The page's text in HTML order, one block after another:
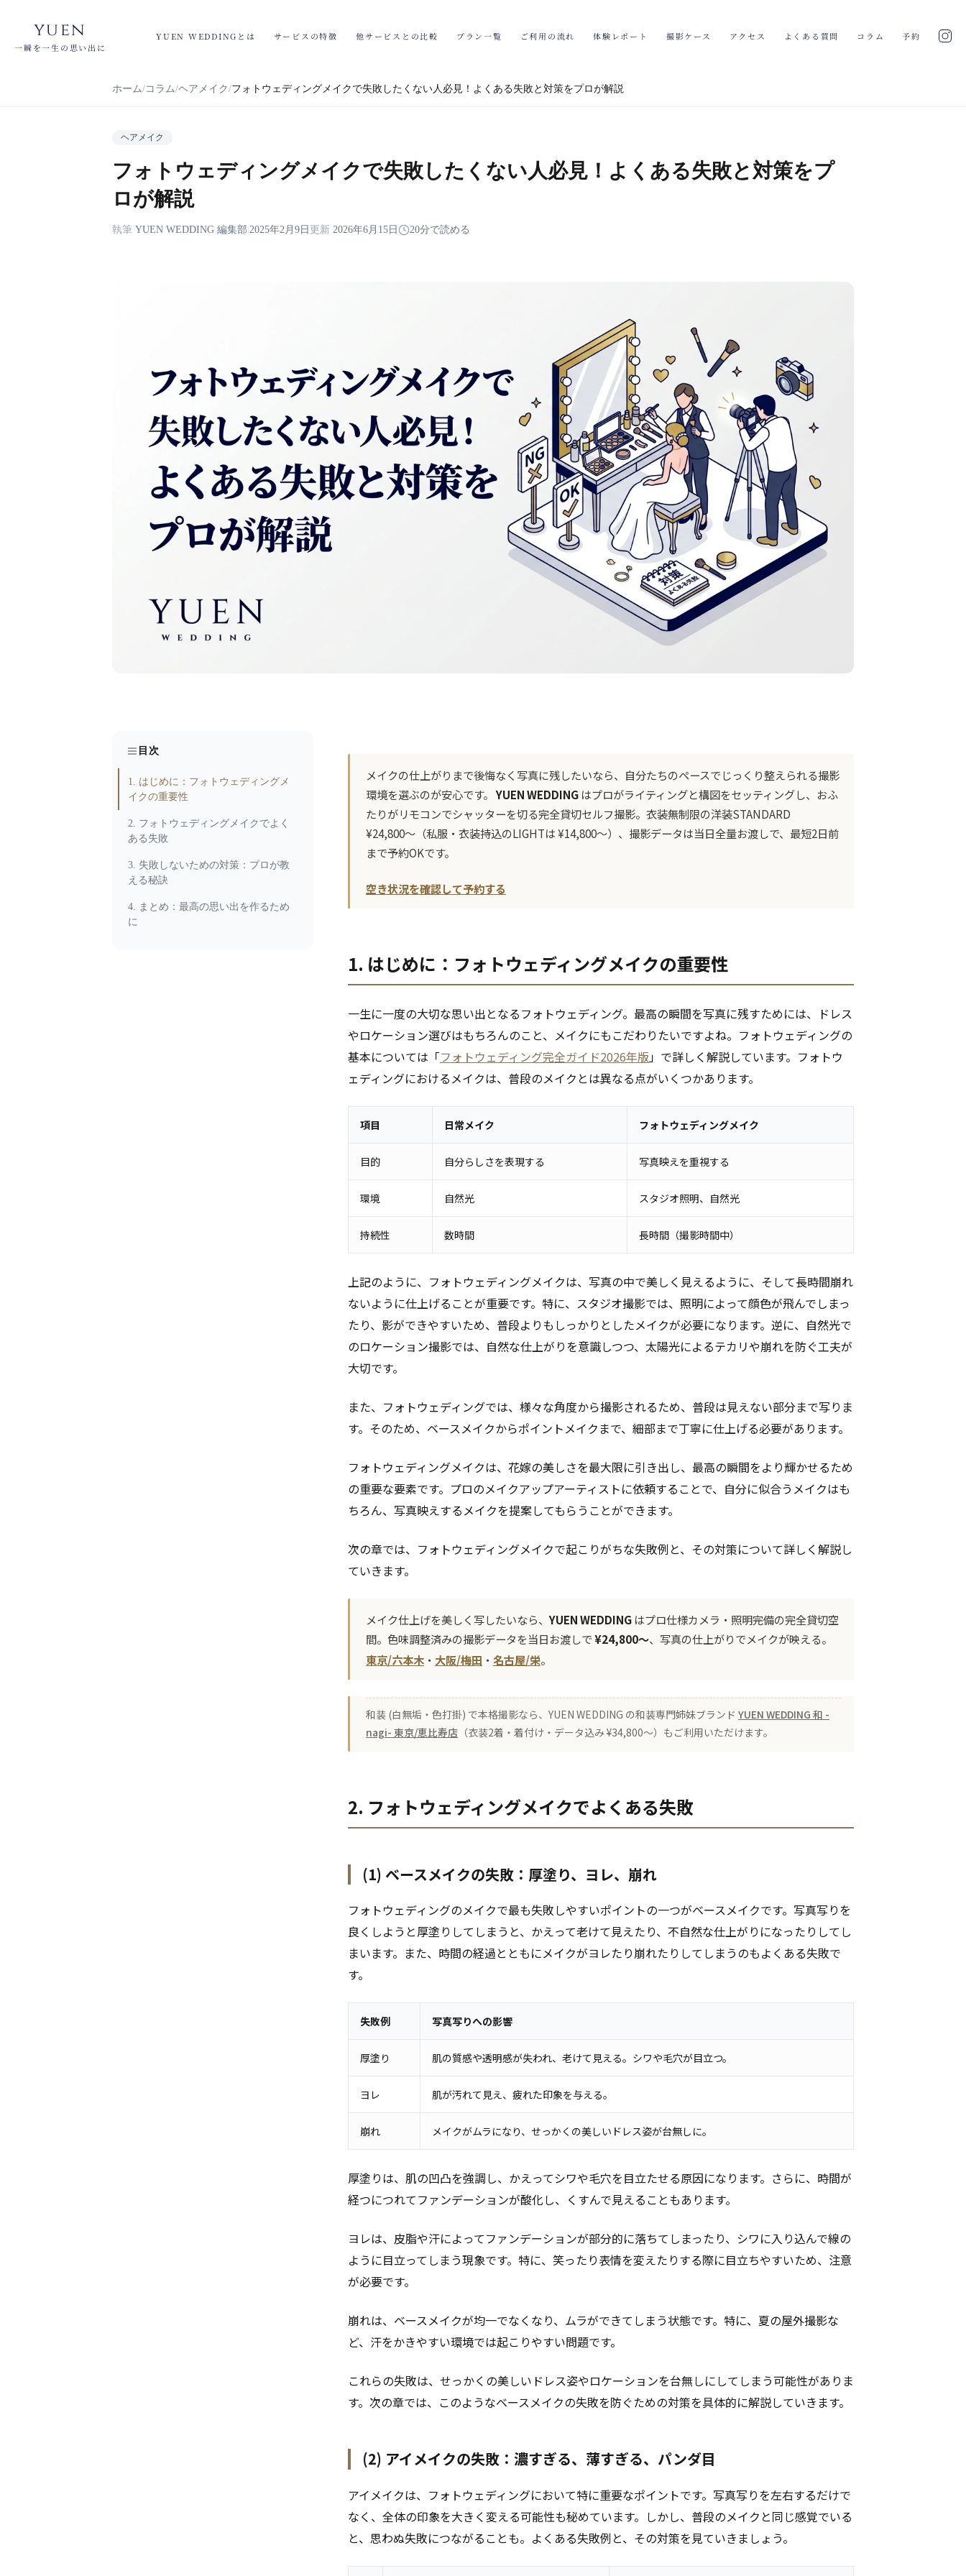
yuen
一瞬を一生の思い出に
YUEN WEDDINGとは サービスの特徴 他サービスとの比較 プラン一覧 ご利用の流れ 体験レポート 撮影ケース アクセス よくある質問 コラム 予約
ホーム コラム ヘアメイク フォトウェディングメイクで失敗したくない人必見！よくある失敗と対策をプロが解説
ヘアメイク
フォトウェディングメイクで失敗したくない人必見！よくある失敗と対策をプ
ロが解説
執筆 YUEN WEDDING 編集部 2025年2月9日 更新 2026年6月15日 20分で読める
目次
1. はじめに：フォトウェディングメ
イクの重要性
2. フォトウェディングメイクでよく
ある失敗
3. 失敗しないための対策：プロが教
える秘訣
4. まとめ：最高の思い出を作るため
に
メイクの仕上がりまで後悔なく写真に残したいなら、自分たちのペースでじっくり整えられる撮影
環境を選ぶのが安心です。YUEN WEDDING はプロがライティングと構図をセッティングし、おふ
たりがリモコンでシャッターを切る完全貸切セルフ撮影。衣装無制限の洋装STANDARD
¥24,800〜（私服・衣装持込のLIGHTは ¥14,800〜）、撮影データは当日全量お渡しで、最短2日前
まで予約OKです。
空き状況を確認して予約する
1. はじめに：フォトウェディングメイクの重要性
一生に一度の大切な思い出となるフォトウェディング。最高の瞬間を写真に残すためには、ドレス
やロケーション選びはもちろんのこと、メイクにもこだわりたいですよね。フォトウェディングの
基本については「フォトウェディング完全ガイド2026年版」で詳しく解説しています。フォトウ
ェディングにおけるメイクは、普段のメイクとは異なる点がいくつかあります。
項目 日常メイク フォトウェディングメイク
目的 自分らしさを表現する 写真映えを重視する
環境 自然光 スタジオ照明、自然光
持続性 数時間 長時間（撮影時間中）
上記のように、フォトウェディングメイクは、写真の中で美しく見えるように、そして長時間崩れ
ないように仕上げることが重要です。特に、スタジオ撮影では、照明によって顔色が飛んでしまっ
たり、影ができやすいため、普段よりもしっかりとしたメイクが必要になります。逆に、自然光で
のロケーション撮影では、自然な仕上がりを意識しつつ、太陽光によるテカリや崩れを防ぐ工夫が
大切です。
また、フォトウェディングでは、様々な角度から撮影されるため、普段は見えない部分まで写りま
す。そのため、ベースメイクからポイントメイクまで、細部まで丁寧に仕上げる必要があります。
フォトウェディングメイクは、花嫁の美しさを最大限に引き出し、最高の瞬間をより輝かせるため
の重要な要素です。プロのメイクアップアーティストに依頼することで、自分に似合うメイクはも
ちろん、写真映えするメイクを提案してもらうことができます。
次の章では、フォトウェディングメイクで起こりがちな失敗例と、その対策について詳しく解説し
ていきます。
メイク仕上げを美しく写したいなら、YUEN WEDDING はプロ仕様カメラ・照明完備の完全貸切空
間。色味調整済みの撮影データを当日お渡しで¥24,800〜、写真の仕上がりでメイクが映える。
東京/六本木 ・ 大阪/梅田 ・ 名古屋/栄。
和装 (白無垢・色打掛) で本格撮影なら、YUEN WEDDING の和装専門姉妹ブランド YUEN WEDDING 和 -
nagi- 東京/恵比寿店 （衣装2着・着付け・データ込み ¥34,800〜）もご利用いただけます。
2. フォトウェディングメイクでよくある失敗
(1) ベースメイクの失敗：厚塗り、ヨレ、崩れ
フォトウェディングのメイクで最も失敗しやすいポイントの一つがベースメイクです。写真写りを
良くしようと厚塗りしてしまうと、かえって老けて見えたり、不自然な仕上がりになったりしてし
まいます。また、時間の経過とともにメイクがヨレたり崩れたりしてしまうのもよくある失敗で
す。
失敗例 写真写りへの影響
厚塗り 肌の質感や透明感が失われ、老けて見える。シワや毛穴が目立つ。
ヨレ 肌が汚れて見え、疲れた印象を与える。
崩れ メイクがムラになり、せっかくの美しいドレス姿が台無しに。
厚塗りは、肌の凹凸を強調し、かえってシワや毛穴を目立たせる原因になります。さらに、時間が
経つにつれてファンデーションが酸化し、くすんで見えることもあります。
ヨレは、皮脂や汗によってファンデーションが部分的に落ちてしまったり、シワに入り込んで線の
ように目立ってしまう現象です。特に、笑ったり表情を変えたりする際に目立ちやすいため、注意
が必要です。
崩れは、ベースメイクが均一でなくなり、ムラができてしまう状態です。特に、夏の屋外撮影な
ど、汗をかきやすい環境では起こりやすい問題です。
これらの失敗は、せっかくの美しいドレス姿やロケーションを台無しにしてしまう可能性がありま
す。次の章では、このようなベースメイクの失敗を防ぐための対策を具体的に解説していきます。
(2) アイメイクの失敗：濃すぎる、薄すぎる、パンダ目
アイメイクは、フォトウェディングにおいて特に重要なポイントです。写真写りを左右するだけで
なく、全体の印象を大きく変える可能性も秘めています。しかし、普段のメイクと同じ感覚でいる
と、思わぬ失敗につながることも。よくある失敗例と、その対策を見ていきましょう。